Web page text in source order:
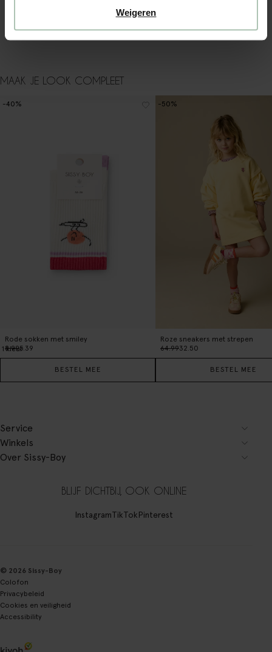
Weigeren
WASVOORSCHRIFT
MAAK JE LOOK COMPLEET
Rode sokken met smiley
8.995.39
-40%
1kleur
BESTEL MEE
Roze sneakers met strepen
64.9932.50
-50%
BESTEL MEE
Service
Winkels
Over Sissy-Boy
BLIJF DICHTBIJ, OOK ONLINE
InstagramTikTokPinterest
© 2026 Sissy-Boy
Colofon
Privacybeleid
Cookies en veiligheid
Accessibility